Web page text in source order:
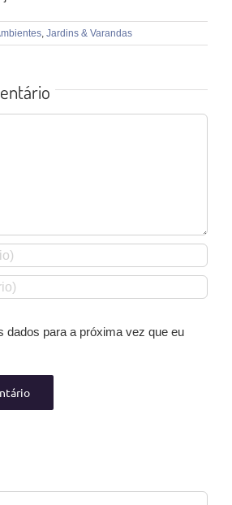
, Jardins & Varandas
dados para a próxima vez que eu